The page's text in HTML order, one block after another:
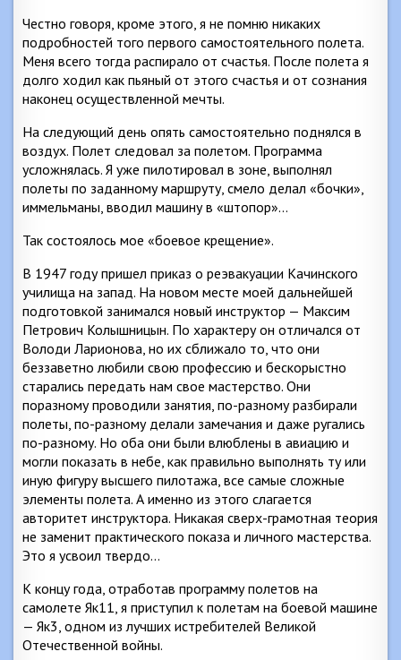
Честно говоря, кроме этого, я не помню никаких
подробностей того первого самостоятельного полета.
Меня всего тогда распирало от счастья. После полета я
долго ходил как пьяный от этого счастья и от сознания
наконец осуществленной мечты.
На следующий день опять самостоятельно поднялся в
воздух. Полет следовал за полетом. Программа
усложнялась. Я уже пилотировал в зоне, выполнял
полеты по заданному маршруту, смело делал «бочки»,
иммельманы, вводил машину в «штопор»…
Так состоялось мое «боевое крещение».
В 1947 году пришел приказ о реэвакуации Качинского
училища на запад. На новом месте моей дальнейшей
подготовкой занимался новый инструктор — Максим
Петрович Колышницын. По характеру он отличался от
Володи Ларионова, но их сближало то, что они
беззаветно любили свою профессию и бескорыстно
старались передать нам свое мастерство. Они
поразному проводили занятия, по-разному разбирали
полеты, по-разному делали замечания и даже ругались
по-разному. Но оба они были влюблены в авиацию и
могли показать в небе, как правильно выполнять ту или
иную фигуру высшего пилотажа, все самые сложные
элементы полета. А именно из этого слагается
авторитет инструктора. Никакая сверх-грамотная теория
не заменит практического показа и личного мастерства.
Это я усвоил твердо…
К концу года, отработав программу полетов на
самолете Як11, я приступил к полетам на боевой машине
— Як3, одном из лучших истребителей Великой
Отечественной войны.